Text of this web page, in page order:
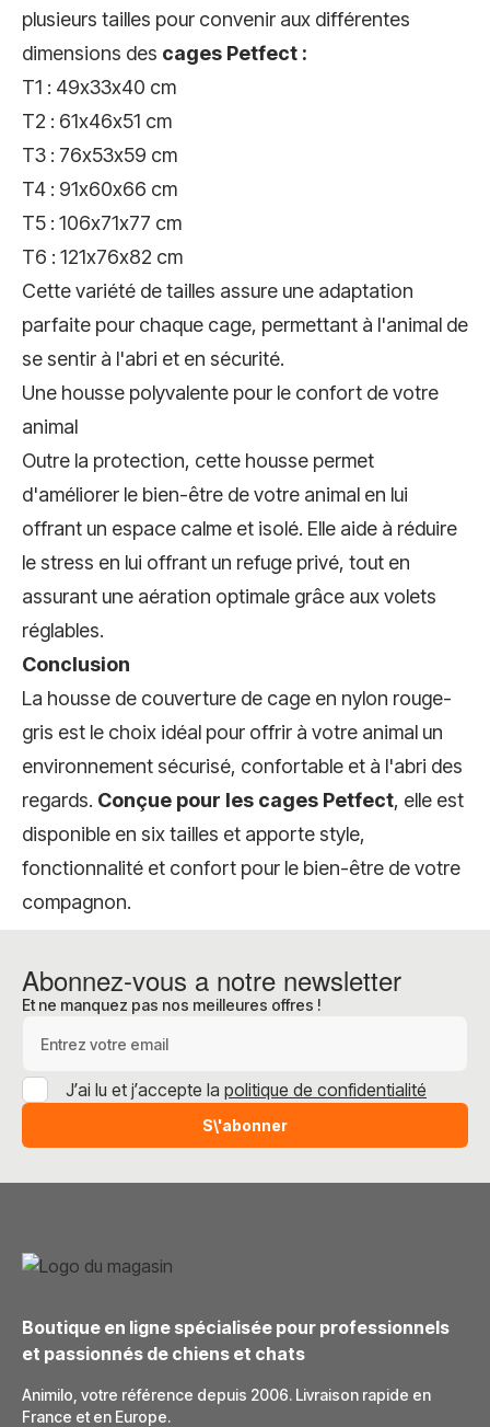
plusieurs tailles pour convenir aux différentes
dimensions des cages Petfect :
T1 : 49x33x40 cm
T2 : 61x46x51 cm
T3 : 76x53x59 cm
T4 : 91x60x66 cm
T5 : 106x71x77 cm
T6 : 121x76x82 cm
Cette variété de tailles assure une adaptation
parfaite pour chaque cage, permettant à l'animal de
se sentir à l'abri et en sécurité.
Une housse polyvalente pour le confort de votre
animal
Outre la protection, cette housse permet
d'améliorer le bien-être de votre animal en lui
offrant un espace calme et isolé. Elle aide à réduire
le stress en lui offrant un refuge privé, tout en
assurant une aération optimale grâce aux volets
réglables.
Conclusion
La housse de couverture de cage en nylon rouge-
gris est le choix idéal pour offrir à votre animal un
environnement sécurisé, confortable et à l'abri des
regards. Conçue pour les cages Petfect, elle est
disponible en six tailles et apporte style,
fonctionnalité et confort pour le bien-être de votre
compagnon.
Abonnez-vous a notre newsletter
Et ne manquez pas nos meilleures offres !
S\'abonner
J’ai lu et j’accepte la politique de confidentialité
Boutique en ligne spécialisée pour professionnels
et passionnés de chiens et chats
Animilo, votre référence depuis 2006. Livraison rapide en
France et en Europe.